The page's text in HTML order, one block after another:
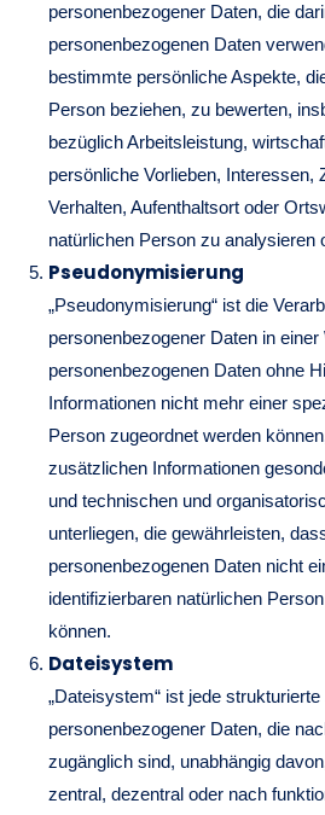
personenbezogener Daten, die
personenbezogenen Daten
bestimmte persönliche Aspekte,
Person beziehen, zu bewerten,
bezüglich Arbeitsleistung,
persönliche Vorlieben, Interessen,
Verhalten, Aufenthaltsort oder
natürlichen Person zu analysieren
Pseudonymisierung
„Pseudonymisierung“ ist die
personenbezogener Daten in
personenbezogenen Daten ohne
Informationen nicht mehr einer
Person zugeordnet werden
zusätzlichen Informationen
und technischen und
unterliegen, die gewährleisten,
personenbezogenen Daten nicht
identifizierbaren natürlichen
können.
Dateisystem
„Dateisystem“ ist jede
personenbezogener Daten, die
zugänglich sind, unabhängig
zentral, dezentral oder nach